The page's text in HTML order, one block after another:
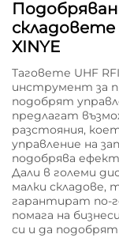
XINYE
Таговете UHF
инструмент за
подобрят
предлагат
разстояния,
управление на
подобрява
Дали в големи
малки складове,
гарантират по-
помага на
си и да